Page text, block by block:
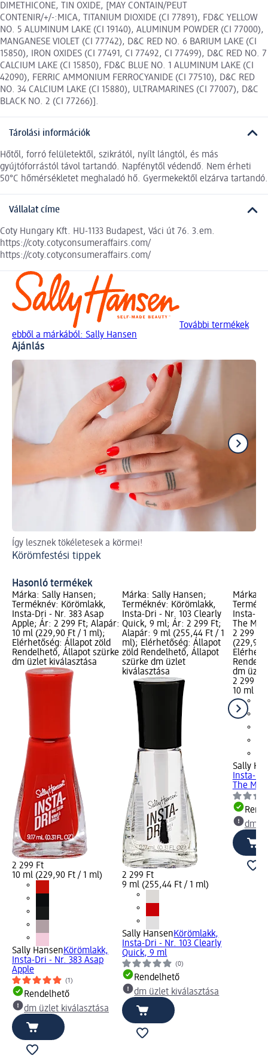
DIMETHICONE, TIN OXIDE, [MAY CONTAIN/PEUT
CONTENIR/+/-:MICA, TITANIUM DIOXIDE (CI 77891), FD&C YELLOW
NO. 5 ALUMINUM LAKE (CI 19140), ALUMINUM POWDER (CI 77000),
MANGANESE VIOLET (CI 77742), D&C RED NO. 6 BARIUM LAKE (CI
15850), IRON OXIDES (CI 77491, CI 77492, CI 77499), D&C RED NO. 7
CALCIUM LAKE (CI 15850), FD&C BLUE NO. 1 ALUMINUM LAKE (CI
42090), FERRIC AMMONIUM FERROCYANIDE (CI 77510), D&C RED
NO. 34 CALCIUM LAKE (CI 15880), ULTRAMARINES (CI 77007), D&C
BLACK NO. 2 (CI 77266)].
Tárolási információk
Hőtől, forró felületektől, szikrától, nyílt lángtól, és más
gyújtóforrástól távol tartandó. Napfénytől védendő. Nem érheti
50°C hőmérsékletet meghaladó hő. Gyermekektől elzárva tartandó.
Vállalat címe
Coty Hungary Kft. HU-1133 Budapest, Váci út 76. 3.em.
https://coty.cotyconsumeraffairs.com/
https://coty.cotyconsumeraffairs.com/
További termékek
ebből a márkából: Sally Hansen
Ajánlás
Így lesznek tökéletesek a körmei!
Körömfestési tippek
Hasonló termékek
Márka: Sally Hansen;
Terméknév: Körömlakk,
Insta-Dri - Nr. 383 Asap
Apple; Ár: 2 299 Ft; Alapár:
10 ml (229,90 Ft / 1 ml);
Elérhetőség: Állapot zöld
Rendelhető, Állapot szürke
dm üzlet kiválasztása
2 299 Ft
10 ml (229,90 Ft / 1 ml)
Sally HansenKörömlakk,
Insta-Dri - Nr. 383 Asap
Apple
(1)
Rendelhető
dm üzlet kiválasztása
Márka: Sally Hansen;
Terméknév: Körömlakk,
Insta-Dri - Nr. 103 Clearly
Quick, 9 ml; Ár: 2 299 Ft;
Alapár: 9 ml (255,44 Ft / 1
ml); Elérhetőség: Állapot
zöld Rendelhető, Állapot
szürke dm üzlet
kiválasztása
2 299 Ft
9 ml (255,44 Ft / 1 ml)
Sally HansenKörömlakk,
Insta-Dri - Nr. 103 Clearly
Quick, 9 ml
(0)
Rendelhető
dm üzlet kiválasztása
Márka:
Insta-
The
2 299
(229,90
dm
2 299 Ft
10 ml
Sally
Insta-
The
dm